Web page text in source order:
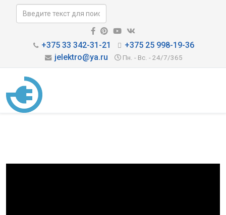
+375 33 342-31-21
+375 25 998-19-36
jelektro@ya.ru
Пн. - Вс. - 24/7/365